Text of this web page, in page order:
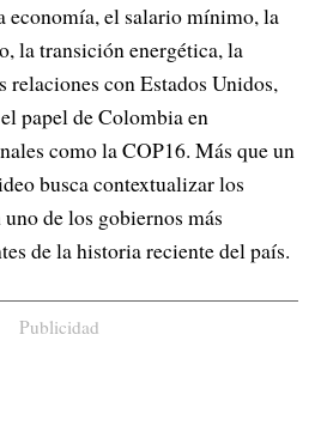
economía, el salario mínimo, la
la transición energética, la
con Estados Unidos,
papel de Colombia en
como la COP16. Más que un
busca contextualizar los
de los gobiernos más
de la historia reciente del país.
Publicidad